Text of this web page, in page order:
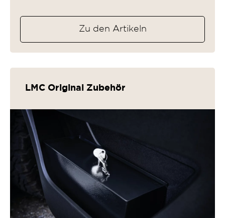
Zu den Artikeln
LMC Original Zubehör